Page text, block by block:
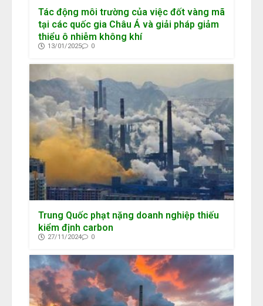
Tác động môi trường của việc đốt vàng mã
tại các quốc gia Châu Á và giải pháp giảm
thiểu ô nhiễm không khí
13/01/2025 0
Trung Quốc phạt nặng doanh nghiệp thiếu
kiểm định carbon
27/11/2024 0